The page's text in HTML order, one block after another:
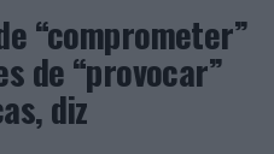
“comprometer”
de “provocar”
diz